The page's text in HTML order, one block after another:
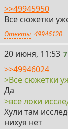
>>49945950
Все сюжетки
Ответы 49946120
7
20 июня, 11:53 7
>>49946024
>Все сюжетки
Да
>все локи
Хули там
нихуя нет